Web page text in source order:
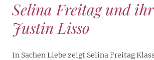
Selina Freitag und
Justin Lisso
In Sachen Liebe zeigt Selina Freitag